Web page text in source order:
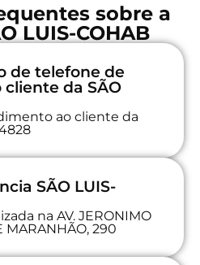
sobre a
LUIS-COHAB
de telefone de
da SÃO
ao cliente da
SÃO LUIS-
na AV. JERONIMO
MARANHÃO, 290